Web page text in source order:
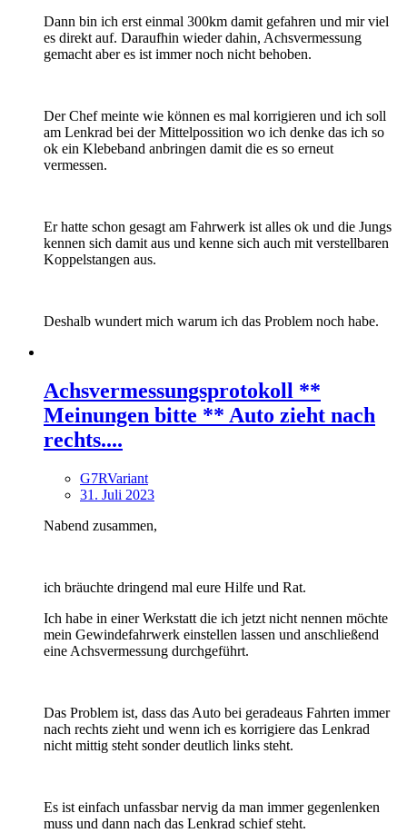
Dann bin ich erst einmal 300km damit gefahren und mir viel
es direkt auf. Daraufhin wieder dahin, Achsvermessung
gemacht aber es ist immer noch nicht behoben.
Der Chef meinte wie können es mal korrigieren und ich soll
am Lenkrad bei der Mittelpossition wo ich denke das ich so
ok ein Klebeband anbringen damit die es so erneut
vermessen.
Er hatte schon gesagt am Fahrwerk ist alles ok und die Jungs
kennen sich damit aus und kenne sich auch mit verstellbaren
Koppelstangen aus.
Deshalb wundert mich warum ich das Problem noch habe.
Achsvermessungsprotokoll **
Meinungen bitte ** Auto zieht nach
rechts....
G7RVariant
31. Juli 2023
Nabend zusammen,
ich bräuchte dringend mal eure Hilfe und Rat.
Ich habe in einer Werkstatt die ich jetzt nicht nennen möchte
mein Gewindefahrwerk einstellen lassen und anschließend
eine Achsvermessung durchgeführt.
Das Problem ist, dass das Auto bei geradeaus Fahrten immer
nach rechts zieht und wenn ich es korrigiere das Lenkrad
nicht mittig steht sonder deutlich links steht.
Es ist einfach unfassbar nervig da man immer gegenlenken
muss und dann nach das Lenkrad schief steht.